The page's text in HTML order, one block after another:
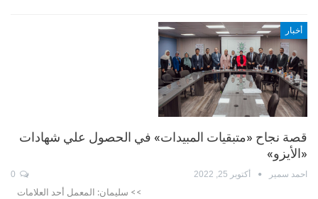
أخبار
قصة نجاح «متبقيات المبيدات» في الحصول علي شهادات
«الأيزو»
احمد سمير أكتوبر 25, 2022
>> سليمان: المعمل أحد العلامات